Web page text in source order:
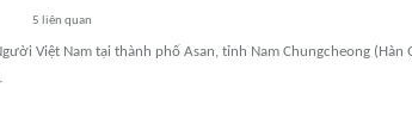
5 liên quan
Việt Nam tại thành phố Asan, tỉnh Nam Chungcheong